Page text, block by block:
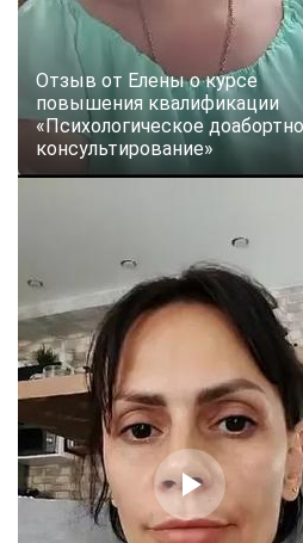
Отзыв от Елены о курсе
повышения квалификации
«Психологическое
консультирование»
ChatApp
online
Мессенджеры
Свяжитесь с нами через любой